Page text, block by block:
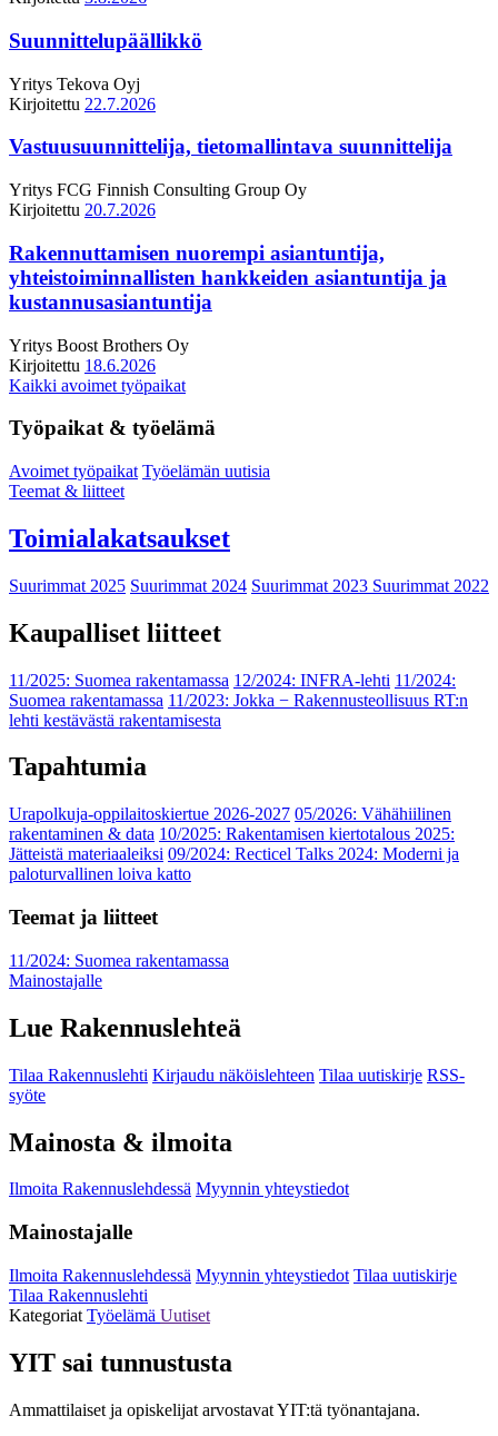
Suunnittelupäällikkö
Yritys Tekova Oyj
Kirjoitettu 22.7.2026
Vastuusuunnittelija, tietomallintava suunnittelija
Yritys FCG Finnish Consulting Group Oy
Kirjoitettu 20.7.2026
Rakennuttamisen nuorempi asiantuntija,
yhteistoiminnallisten hankkeiden asiantuntija ja
kustannusasiantuntija
Yritys Boost Brothers Oy
Kirjoitettu 18.6.2026
Kaikki avoimet työpaikat
Työpaikat & työelämä
Avoimet työpaikat Työelämän uutisia
Teemat & liitteet
Toimialakatsaukset
Suurimmat 2025 Suurimmat 2024 Suurimmat 2023 Suurimmat 2022
Kaupalliset liitteet
11/2025: Suomea rakentamassa 12/2024: INFRA-lehti 11/2024:
Suomea rakentamassa 11/2023: Jokka − Rakennusteollisuus RT:n
lehti kestävästä rakentamisesta
Tapahtumia
Urapolkuja-oppilaitoskiertue 2026-2027 05/2026: Vähähiilinen
rakentaminen & data 10/2025: Rakentamisen kiertotalous 2025:
Jätteistä materiaaleiksi 09/2024: Recticel Talks 2024: Moderni ja
paloturvallinen loiva katto
Teemat ja liitteet
11/2024: Suomea rakentamassa
Mainostajalle
Lue Rakennuslehteä
Tilaa Rakennuslehti Kirjaudu näköislehteen Tilaa uutiskirje RSS-
syöte
Mainosta & ilmoita
Ilmoita Rakennuslehdessä Myynnin yhteystiedot
Mainostajalle
Ilmoita Rakennuslehdessä Myynnin yhteystiedot Tilaa uutiskirje
Tilaa Rakennuslehti
Kategoriat Työelämä Uutiset
YIT sai tunnustusta
Ammattilaiset ja opiskelijat arvostavat YIT:tä työnantajana.